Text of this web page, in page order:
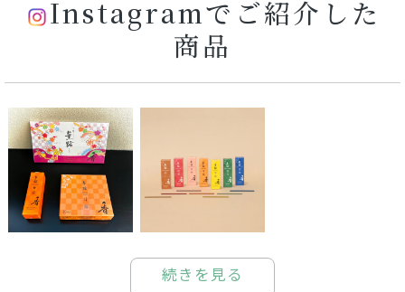
Instagramでご紹介した
商品
続きを見る